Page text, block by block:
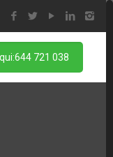
721 038